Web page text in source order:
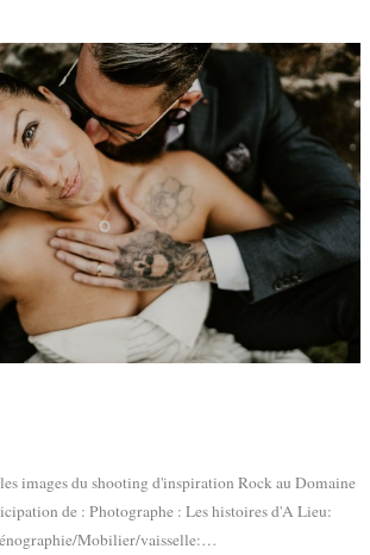
images du shooting d'inspiration Rock au Domaine
de : Photographe : Les histoires d'A Lieu:
Mobilier/vaisselle:…